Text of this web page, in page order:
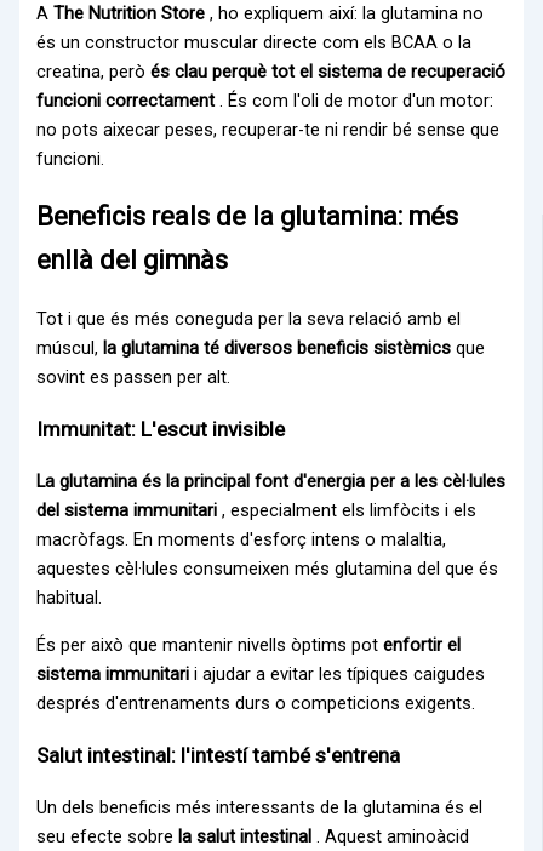
AThe Nutrition Store , ho expliquem així: la glutamina no
és un constructor muscular directe com els BCAA o la
creatina, peròés clau perquè tot el sistema de recuperació
funcioni correctament. És com l'oli de motor d'un motor:
no pots aixecar peses, recuperar-te ni rendir bé sense que
funcioni.
Beneficis reals de la glutamina: més
enllà del gimnàs
Tot i que és més coneguda per la seva relació amb el
múscul,la glutamina té diversos beneficis sistèmics que
sovint es passen per alt.
Immunitat: L'escut invisible
La glutamina és la principal font d'energia per a les cèl·lules
del sistema immunitari , especialment els limfòcits i els
macròfags. En moments d'esforç intens o malaltia,
aquestes cèl·lules consumeixen més glutamina del que és
habitual.
És per això que mantenir nivells òptims potenfortir el
sistema immunitari i ajudar a evitar les típiques caigudes
després d'entrenaments durs o competicions exigents.
Salut intestinal: l'intestí també s'entrena
Un dels beneficis més interessants de la glutamina és el
seu efecte sobrela salut intestinal . Aquest aminoàcid